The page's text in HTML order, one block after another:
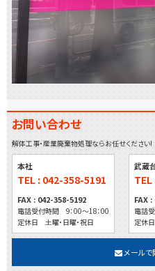
お問い合わせ
解体工事・産業廃棄物処理ならお任せください!
本社
TEL : 042-358-5191
FAX : 042-358-5192
電話受付時間 9：00～18：00
定休日 土曜・日曜・祝日
武蔵
FAX
電話
定休
メール